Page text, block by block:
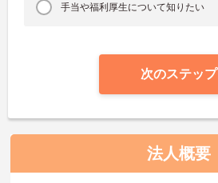
手当や福利厚生について知りたい
次のステップ
法人概要